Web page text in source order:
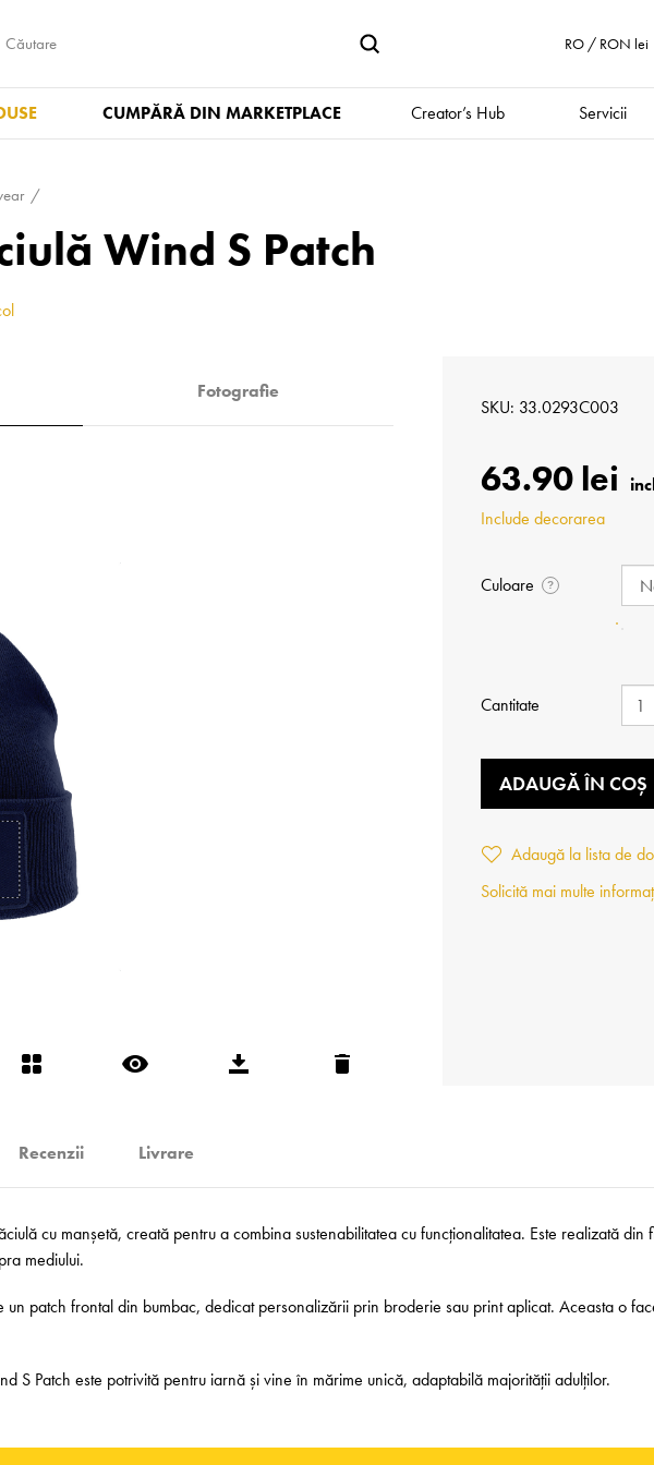
RO / RON lei
CUMPĂRĂ DIN MARKETPLACE Creator’s Hub Servicii
Wind S Patch
Fotografie
SKU 33.0293C003
63.90 lei
Include decorarea
Culoare ?
Cantitate
ADAUGĂ ÎN COȘ
Adaugă la lista de
Solicită mai multe
Recenzii Livrare
cu manșetă, creată pentru a combina suste­nabi­litatea cu funcț­ionalitatea. Este realizată
mediului.
un patch frontal din bumbac, dedicat personalizării prin broderie sau print aplicat. Aceasta o
S Patch este potrivită pentru iarnă și vine în mărime unică, adaptabilă majorității adulților.